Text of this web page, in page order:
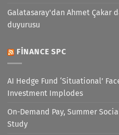
Galatasaray'dan Ahmet Çakar
duyurusu
FINANCE SPC
AI Hedge Fund ‘Situational’
Investment Implodes
On-Demand Pay, Summer
Study